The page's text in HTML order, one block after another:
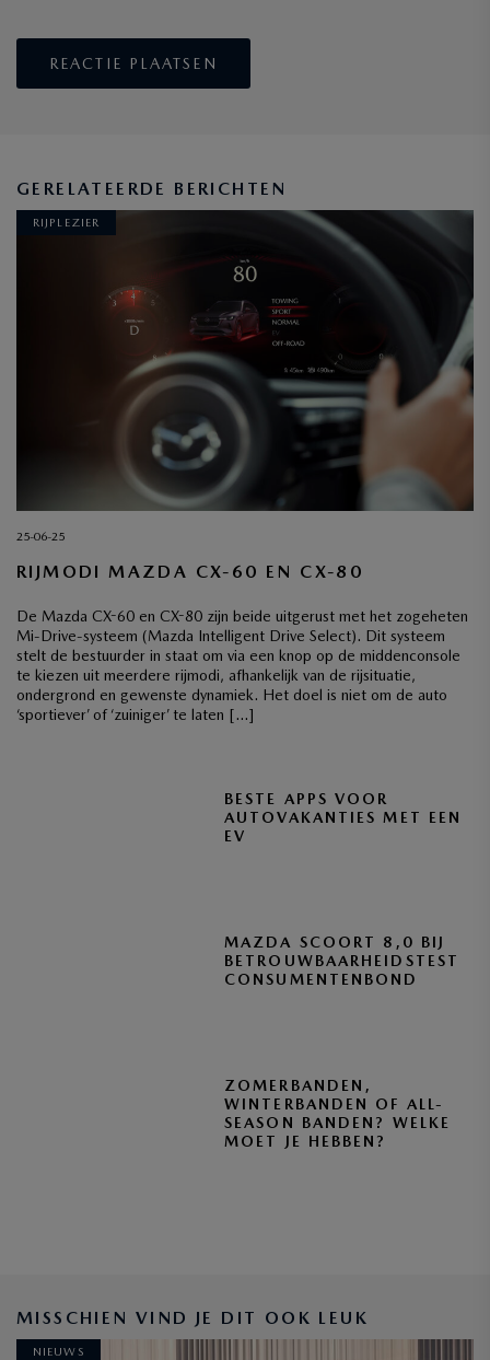
GERELATEERDE BERICHTEN
RIJPLEZIER
25-06-25
RIJMODI MAZDA CX-60 EN CX-80
De Mazda CX-60 en CX-80 zijn beide uitgerust met het zogeheten
Mi-Drive-systeem (Mazda Intelligent Drive Select). Dit systeem
stelt de bestuurder in staat om via een knop op de middenconsole
te kiezen uit meerdere rijmodi, afhankelijk van de rijsituatie,
ondergrond en gewenste dynamiek. Het doel is niet om de auto
‘sportiever’ of ‘zuiniger’ te laten […]
BESTE APPS VOOR
AUTOVAKANTIES MET EEN
EV
MAZDA SCOORT 8,0 BIJ
BETROUWBAARHEIDSTEST
CONSUMENTENBOND
ZOMERBANDEN,
WINTERBANDEN OF ALL-
SEASON BANDEN? WELKE
MOET JE HEBBEN?
MISSCHIEN VIND JE DIT OOK LEUK
NIEUWS